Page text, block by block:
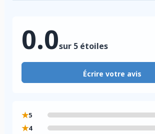
0.0sur 5 étoiles
Écrire votre avis
★5
★4